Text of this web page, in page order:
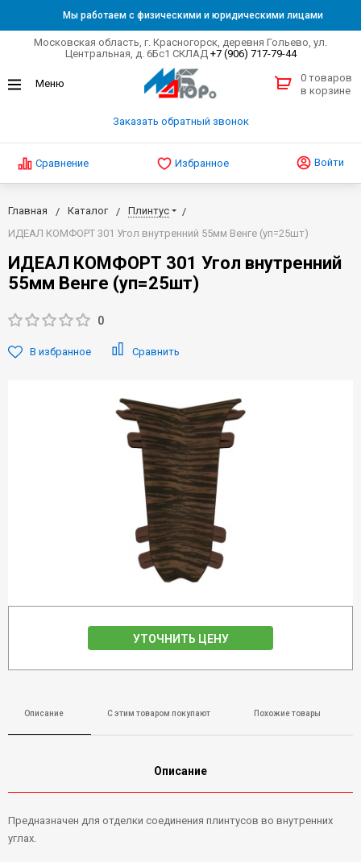
Мы работаем с физическими и юридическими лицами
Московская область, г. Красногорск, деревня Гольево, ул.
Центральная, д. 6Бс1 СКЛАД +7 (906) 717-79-44
Заказать обратный звонок
0 товаров
в корзине
Сравнение Избранное Войти
Главная Каталог
Плинтус
ИДЕАЛ КОМФОРТ 301 Угол внутренний 55мм Венге (уп=25шт)
ИДЕАЛ КОМФОРТ 301 Угол внутренний
55мм Венге (уп=25шт)
0
В избранное Сравнить
УТОЧНИТЬ ЦЕНУ
Описание С этим товаром покупают Похожие товары
Описание
Предназначен для отделки соединения плинтусов во внутренних
углах.